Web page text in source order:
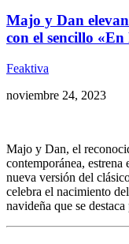
Majo y Dan
con el sencillo
Feaktiva
noviembre 24, 2023
Majo y Dan, el
contemporánea,
nueva versión del
celebra el nacimiento
navideña que se